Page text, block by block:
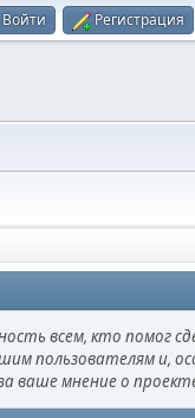
Войти Регистрация
всем, кто помог
пользователям и,
ваше мнение о